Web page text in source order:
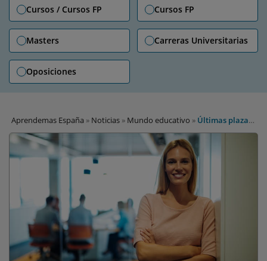
Cursos / Cursos FP Cursos FP
Masters Carreras Universitarias
Oposiciones
Aprendemas España » Noticias » Mundo educativo » Últimas plazas
para estudiar un máster de EAE Business School con descuento en
Madrid y Barcelona